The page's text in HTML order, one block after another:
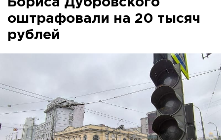
Бориса Дубровского
оштрафовали на 20 тысяч
рублей